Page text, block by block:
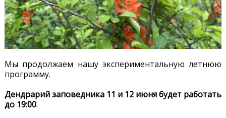
Мы продолжаем нашу экспериментальную летнюю
программу.
Дендрарий заповедника 11 и 12 июня будет работать
до 19:00.